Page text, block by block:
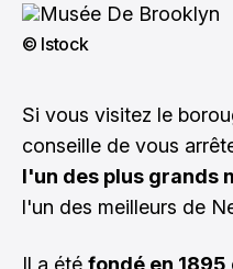
© Istock
Si vous visitez le
conseille de vous
l'un des plus grands
l'un des meilleurs de
Il a été fondé en 1895